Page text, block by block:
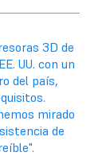
3D de
UU. con un
del país,
mirado
de